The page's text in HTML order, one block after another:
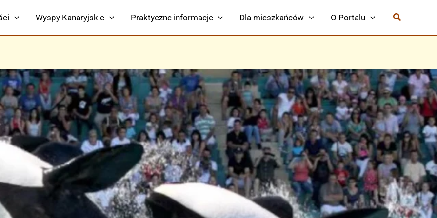
Wyspy Kanaryjskie Praktyczne informacje Dla mieszkańców O Portalu